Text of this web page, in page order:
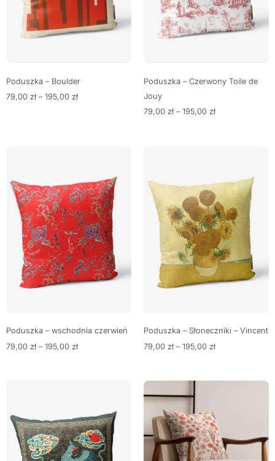
Poduszka – Boulder
79,00 zł – 195,00 zł
Poduszka – Czerwony Toile de
Jouy
79,00 zł – 195,00 zł
Poduszka – wschodnia czerwień
79,00 zł – 195,00 zł
Poduszka – Słoneczniki – Vincent
79,00 zł – 195,00 zł